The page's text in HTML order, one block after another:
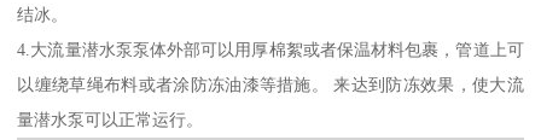
结冰。
4.大流量潜水泵泵体外部可以用厚棉絮或者保温材料包裹，管道上可
以缠绕草绳布料或者涂防冻油漆等措施。 来达到防冻效果，使大流
量潜水泵可以正常运行。